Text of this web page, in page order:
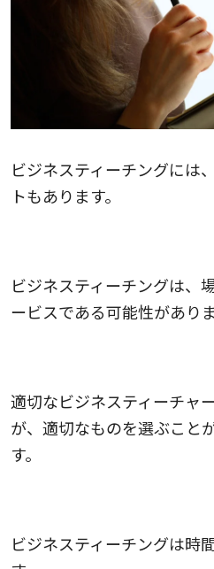
ビジネスティーチングには
トもあります。
ビジネスティーチングは、
ービスである可能性がありま
適切なビジネスティーチャ
が、適切なものを選ぶこと
す。
ビジネスティーチングは時